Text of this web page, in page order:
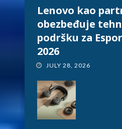
Lenovo kao
obezbeđuje
podršku za
2026
JULY 28, 2026